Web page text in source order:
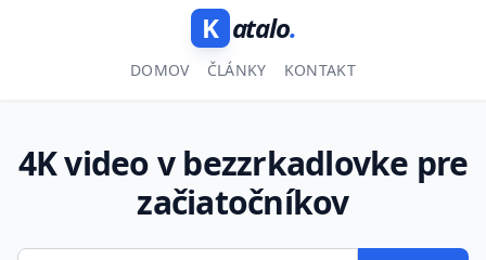
K atalo.
DOMOV ČLÁNKY KONTAKT
4K video v bezzrkadlovke pre
začiatočníkov